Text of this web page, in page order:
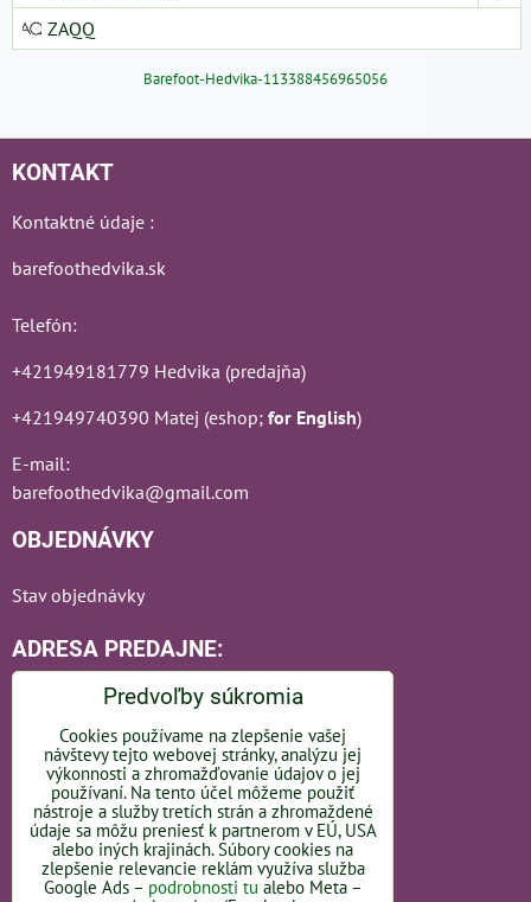
ZAQQ
Barefoot-Hedvika-113388456965056
KONTAKT
Kontaktné údaje :
barefoothedvika.sk
Telefón:
+421949181779 Hedvika (predajňa)
+421949740390 Matej (eshop; for English)
E-mail:
barefoothedvika@gmail.com
OBJEDNÁVKY
Stav objednávky
ADRESA PREDAJNE:
Bratislavská 110
92101 Piešťany
Slovakia
Predvoľby súkromia
Cookies používame na zlepšenie vašej
návštevy tejto webovej stránky, analýzu jej
výkonnosti a zhromažďovanie údajov o jej
používaní. Na tento účel môžeme použiť
nástroje a služby tretích strán a zhromaždené
údaje sa môžu preniesť k partnerom v EÚ, USA
alebo iných krajinách. Súbory cookies na
zlepšenie relevancie reklám využíva služba
Google Ads – podrobnosti tu alebo Meta –